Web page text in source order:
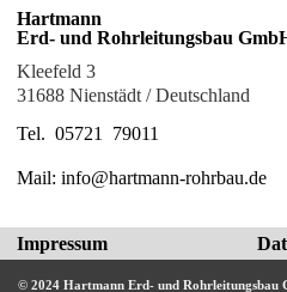
Hartmann
Erd- und Rohrleitungsbau
Kleefeld 3
31688 Nienstädt / Deutschland
Tel. 05721 79011
Mail: info@hartmann-rohrbau.de
Impressum
© 2024 Hartmann Erd- und Rohrleitungsbau